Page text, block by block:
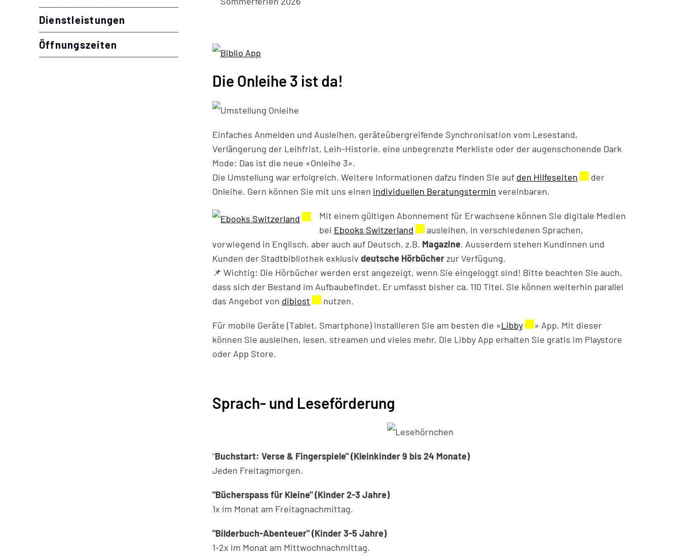
Dienstleistungen
Öffnungszeiten
Die Onleihe 3 ist da!
Einfaches Anmelden und Ausleihen, geräteübergreifende Synchronisation vom Lesestand,
Verlängerung der Leihfrist, Leih-Historie, eine unbegrenzte Merkliste oder der augenschonende Dark
Mode: Das ist die neue «Onleihe 3».
Die Umstellung war erfolgreich. Weitere Informationen dafzu finden Sie auf den Hilfeseiten Externer Link wird in
der
Onleihe. Gern können Sie mit uns einen individuellen Beratungstermin vereinbaren.
Externer Link wird in einem neuen Fenster geöffnet.
Mit einem gültigen Abonnement für Erwachsene können Sie digitale Medien
bei Ebooks Switzerland Externer Link wird in einem neuen Fenster geöffnet.
ausleihen, in verschiedenen Sprachen,
vorwiegend in Englisch, aber auch auf Deutsch, z.B. Magazine. Ausserdem stehen Kundinnen und
Kunden der Stadtbibliothek exklusiv deutsche Hörbücherzur Verfügung.
📌 Wichtig: Die Hörbücher werden erst angezeigt, wenn Sie eingeloggt sind! Bitte beachten Sie auch,
dass sich der Bestand im Aufbaubefindet. Er umfasst bisher ca. 110 Titel. Sie können weiterhin parallel
das Angebot von dibiost Externer Link wird in einem neuen Fenster geöffnet.
nutzen.
Für mobile Geräte (Tablet, Smartphone) installieren Sie am besten die «Libby Externer Link wird in einem neuen
» App. Mit dieser
können Sie ausleihen, lesen, streamen und vieles mehr. Die Libby App erhalten Sie gratis im Playstore
oder App Store.
Sprach- und Leseförderung
"Buchstart: Verse & Fingerspiele" (Kleinkinder 9 bis 24 Monate)
Jeden Freitagmorgen.
"Bücherspass für Kleine" (Kinder 2-3 Jahre)
1x im Monat am Freitagnachmittag.
"Bilderbuch-Abenteuer" (Kinder 3-5 Jahre)
1-2x im Monat am Mittwochnachmittag.